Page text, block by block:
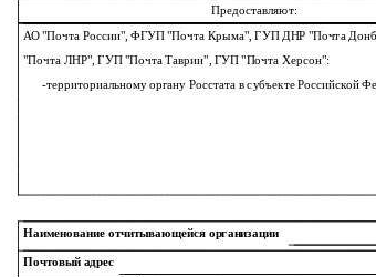
Предоставляют:
АО "Почта России", ФГУП "Почта Крыма", ГУП ДНР "Почта
"Почта ЛНР", ГУП "Почта Таврии", ГУП "Почта Херсон":
-территориальному органу Росстата в субъекте Российской
Наименование отчитывающейся организации
Почтовый адрес